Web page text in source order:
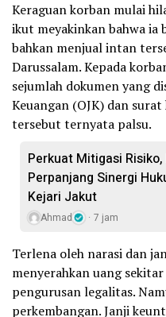
Keraguan korban mulai
ikut meyakinkan bahwa ia
bahkan menjual intan
Darussalam. Kepada
sejumlah dokumen yang
Keuangan (OJK) dan
tersebut ternyata palsu.
Perkuat Mitigasi Risiko,
Perpanjang Sinergi
Kejari Jakut
Ahmad 7 jam
Terlena oleh narasi dan
menyerahkan uang
pengurusan legalitas.
perkembangan. Janji